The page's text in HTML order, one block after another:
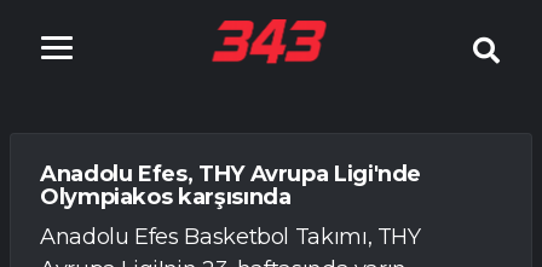
Anadolu Efes, THY Avrupa Ligi'nde
Olympiakos karşısında
Anadolu Efes Basketbol Takımı, THY